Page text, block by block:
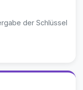
der Schlüssel